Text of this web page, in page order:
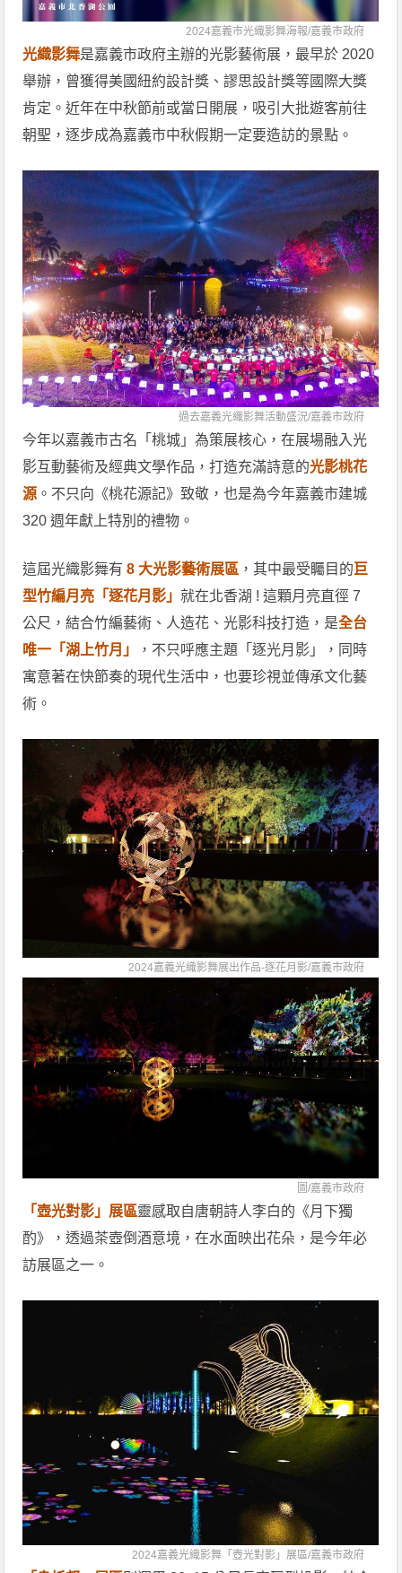
2024嘉義市光織影舞海報/嘉義市政府
光織影舞是嘉義市政府主辦的光影藝術展，最早於 2020
舉辦，曾獲得美國紐約設計獎、謬思設計獎等國際大獎
肯定。近年在中秋節前或當日開展，吸引大批遊客前往
朝聖，逐步成為嘉義市中秋假期一定要造訪的景點。
過去嘉義光織影舞活動盛況/嘉義市政府
今年以嘉義市古名「桃城」為策展核心，在展場融入光
影互動藝術及經典文學作品，打造充滿詩意的光影桃花
源 。不只向《桃花源記》致敬，也是為今年嘉義市建城
320 週年獻上特別的禮物。
這屆光織影舞有8 大光影藝術展區 ，其中最受矚目的巨
型竹編月亮「逐花月影」就在北香湖 ! 這顆月亮直徑 7
公尺，結合竹編藝術、人造花、光影科技打造，是全台
唯一「湖上竹月」
，不只呼應主題「逐光月影」，同時
寓意著在快節奏的現代生活中，也要珍視並傳承文化藝
術。
2024嘉義光織影舞展出作品-逐花月影/嘉義市政府
圖/嘉義市政府
「壺光對影」展區靈感取自唐朝詩人李白的《月下獨
酌》，透過茶壺倒酒意境，在水面映出花朵，是今年必
訪展區之一。
2024嘉義光織影舞「壺光對影」展區/嘉義市政府